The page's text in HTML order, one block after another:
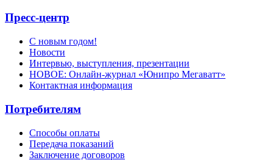
Пресс-центр
С новым годом!
Новости
Интервью, выступления, презентации
НОВОЕ: Онлайн-журнал «Юнипро Мегаватт»
Контактная информация
Потребителям
Способы оплаты
Передача показаний
Заключение договоров